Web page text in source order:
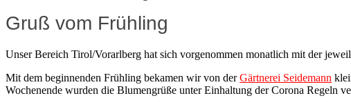
Gruß vom Frühling
Unser Bereich Tirol/Vorarlberg hat sich vorgenommen monatlich mit der
Mit dem beginnenden Frühling bekamen wir von derGärtnerei Seidemann
Wochenende wurden die Blumengrüße unter Einhaltung der Corona Regeln